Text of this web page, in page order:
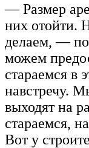
— Размер
них отойти.
делаем, —
можем
стараемся в
навстречу.
выходят на
стараемся,
Вот у